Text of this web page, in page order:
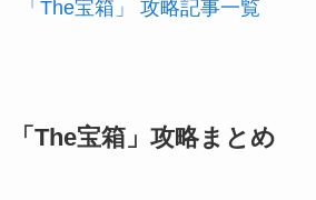
「The宝箱」 攻略記事一覧
「The宝箱」攻略まとめ